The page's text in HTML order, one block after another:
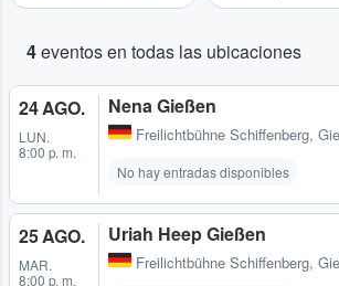
4eventos en todas las ubicaciones
24 AGO.
LUN.
8:00 p. m.
Nena Gießen
Freilichtbühne Schiffenberg,
No hay entradas disponibles
25 AGO.
MAR.
8:00 p. m.
Uriah Heep Gießen
Freilichtbühne Schiffenberg,